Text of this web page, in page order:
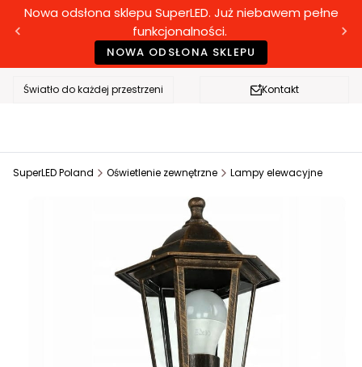
Nowa odsłona sklepu SuperLED. Już niebawem pełne
funkcjonalności.
NOWA ODSŁONA SKLEPU
Światło do każdej przestrzeni Kontakt
SuperLED Poland Oświetlenie zewnętrzne Lampy elewacyjne